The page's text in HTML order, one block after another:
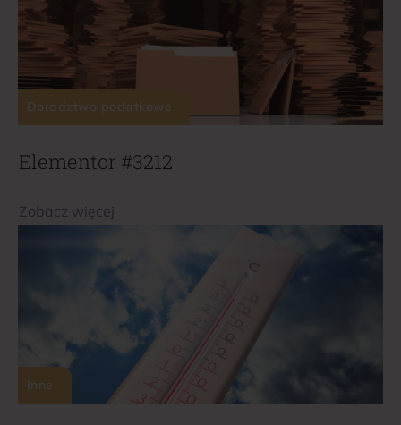
Doradztwo podatkowe
Elementor #3212
Zobacz więcej
Inne